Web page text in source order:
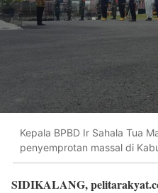
Kepala BPBD Ir Sahala Tua
penyemprotan massal di
SIDIKALANG,